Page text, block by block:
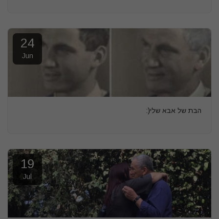
24
Jun
הבת של אבא שלי(:
19
Jul